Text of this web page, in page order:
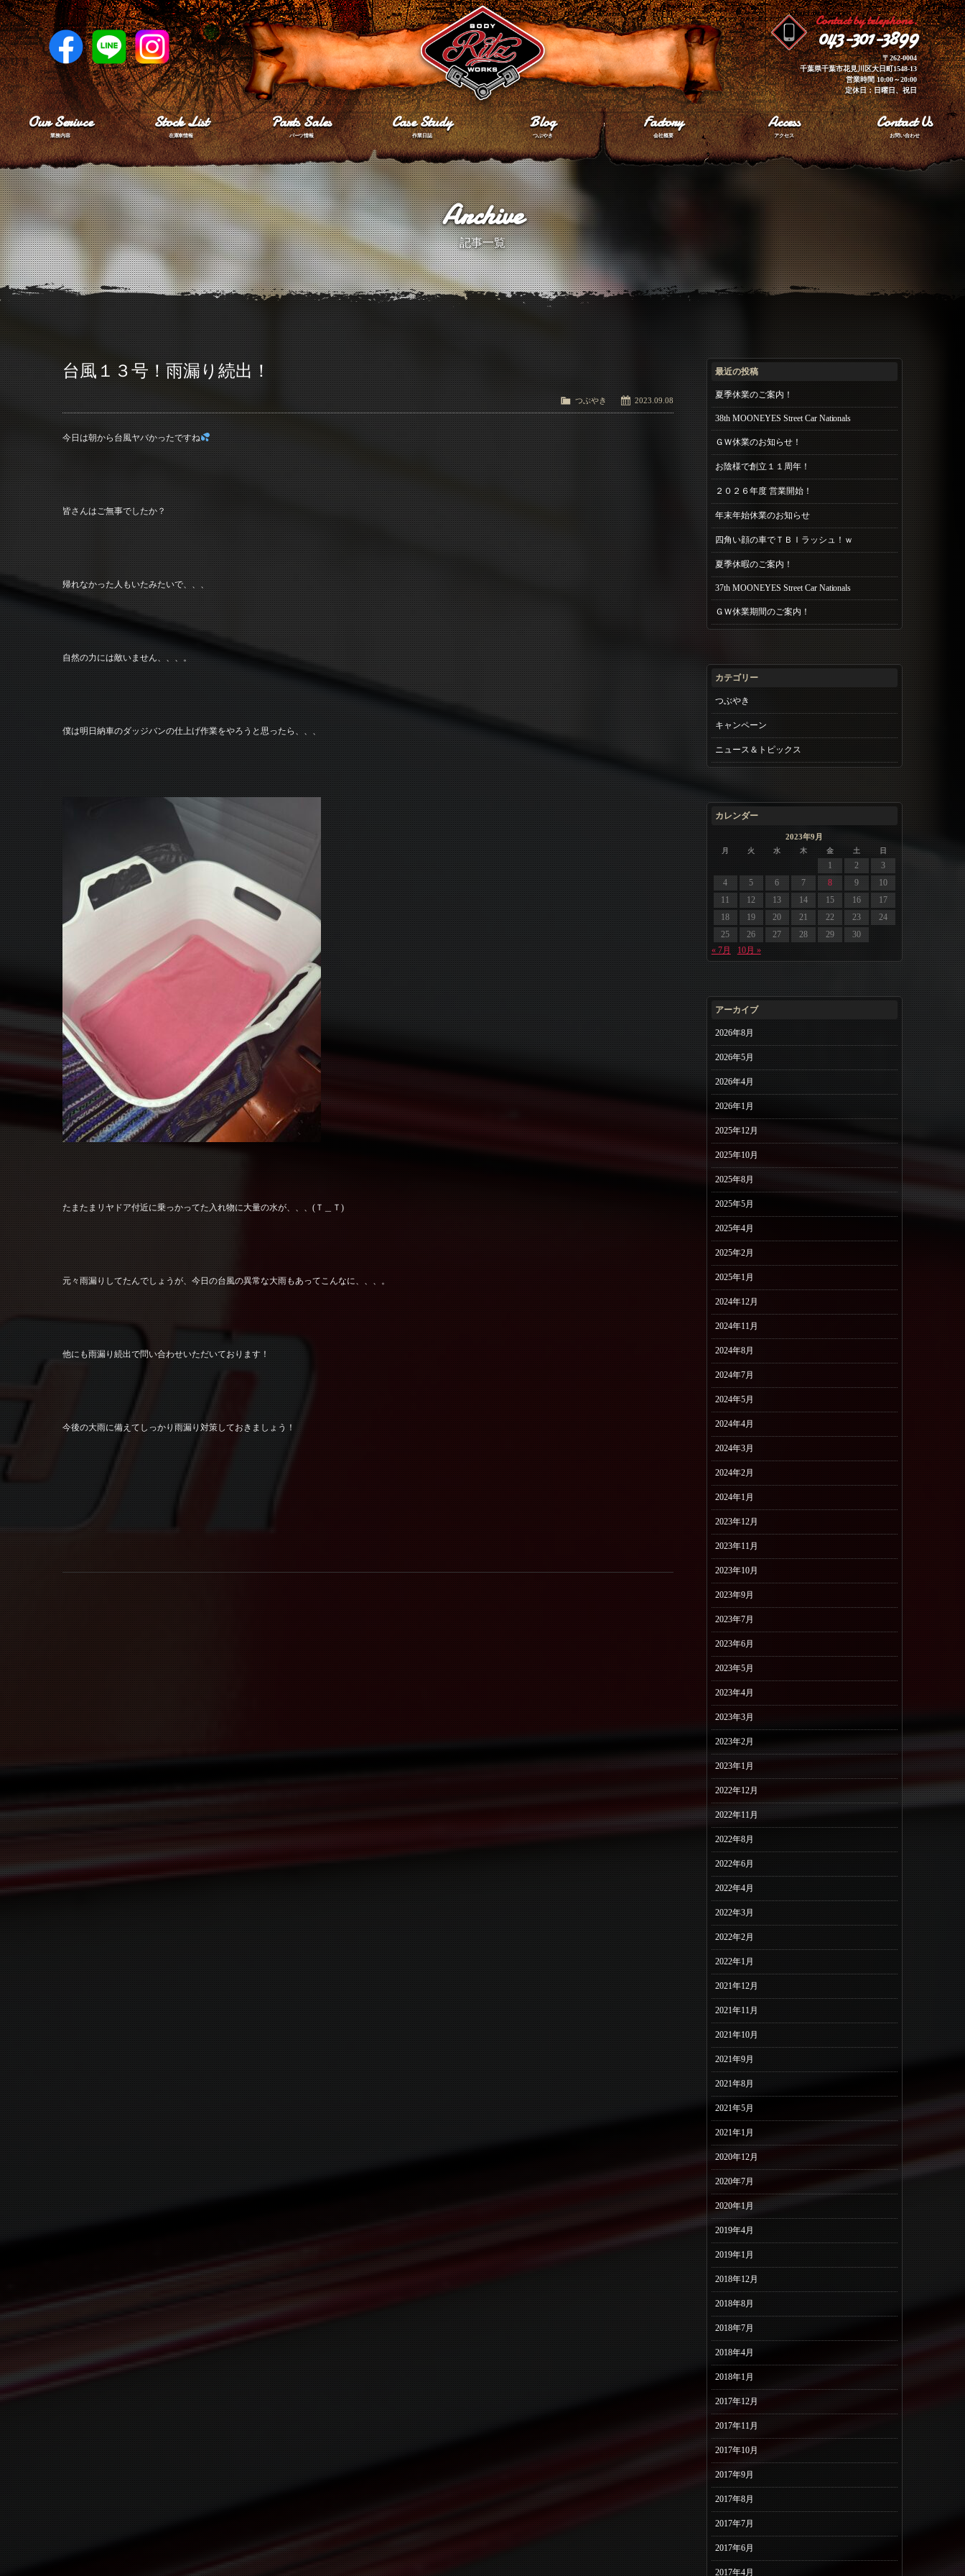
Contact by telephone.
043-301-3899
〒262-0004
千葉県千葉市花見川区大日町1548-13
営業時間 10:00～20:00
定休日：日曜日、祝日
Our Serivce
業務内容
Stock List
在庫車情報
Parts Sales
パーツ情報
Case Study
作業日誌
Blog
つぶやき
Factory
会社概要
Access
アクセス
Contact Us
お問い合わせ
Archive
記事一覧
台風１３号！雨漏り続出！
2023.09.08
つぶやき
今日は朝から台風ヤバかったですね
皆さんはご無事でしたか？
帰れなかった人もいたみたいで、、、
自然の力には敵いません、、、。
僕は明日納車のダッジバンの仕上げ作業をやろうと思ったら、、、
たまたまリヤドア付近に乗っかってた入れ物に大量の水が、、、(Ｔ＿Ｔ)
元々雨漏りしてたんでしょうが、今日の台風の異常な大雨もあってこんなに、、、。
他にも雨漏り続出で問い合わせいただいております！
今後の大雨に備えてしっかり雨漏り対策しておきましょう！
最近の投稿
夏季休業のご案内！
38th MOONEYES Street Car Nationals
ＧＷ休業のお知らせ！
お陰様で創立１１周年！
２０２６年度 営業開始！
年末年始休業のお知らせ
四角い顔の車でＴＢＩラッシュ！ｗ
夏季休暇のご案内！
37th MOONEYES Street Car Nationals
ＧＷ休業期間のご案内！
カテゴリー
つぶやき
キャンペーン
ニュース＆トピックス
カレンダー
2023年9月
月 火 水 木 金 土 日
1 2
3
4
5 6 7 8 9
10
11
12 13 14 15 16
17
18
19 20 21 22 23
24
25
26 27 28 29
30
« 7月
10月 »
アーカイブ
2026年8月
2026年5月
2026年4月
2026年1月
2025年12月
2025年10月
2025年8月
2025年5月
2025年4月
2025年2月
2025年1月
2024年12月
2024年11月
2024年8月
2024年7月
2024年5月
2024年4月
2024年3月
2024年2月
2024年1月
2023年12月
2023年11月
2023年10月
2023年9月
2023年7月
2023年6月
2023年5月
2023年4月
2023年3月
2023年2月
2023年1月
2022年12月
2022年11月
2022年8月
2022年6月
2022年4月
2022年3月
2022年2月
2022年1月
2021年12月
2021年11月
2021年10月
2021年9月
2021年8月
2021年5月
2021年1月
2020年12月
2020年7月
2020年1月
2019年4月
2019年1月
2018年12月
2018年8月
2018年7月
2018年4月
2018年1月
2017年12月
2017年11月
2017年10月
2017年9月
2017年8月
2017年7月
2017年6月
2017年4月